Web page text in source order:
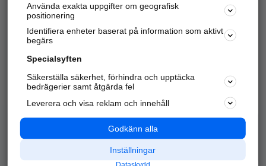
Kom igång och annonsera mot
samarbetspartners nära dig.
Alla kategorier
Populära sökningar
API & Kartor
Annonsera
Integritet
Nödnummer
Använda exakta uppgifter om geografisk
positionering
Identifiera enheter baserat på information som aktivt
begärs
Specialsyften
Säkerställa säkerhet, förhindra och upptäcka
bedrägerier samt åtgärda fel
Leverera och visa reklam och innehåll
Godkänn alla
Inställningar
Dataskydd